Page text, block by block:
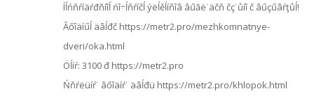
Íĺńňŕíäŕđňíîĺ ńî÷ĺňŕíčĺ ýëĺěĺíňîâ âűăë˙äčň čç˙ůíî č âűçűâŕţůĺ!
Âőîäíűĺ äâĺđč https://metr2.pro/mezhkomnatnye-
dveri/oka.html
Öĺíŕ: 3100 đ https://metr2.pro
Ńňŕëüíŕ˙ âőîäíŕ˙ äâĺđü https://metr2.pro/khlopok.html